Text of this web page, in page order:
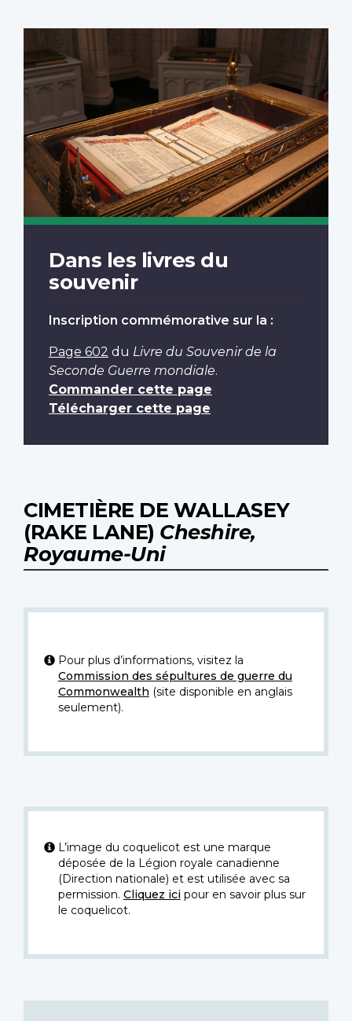
Dans les livres du
souvenir
Inscription commémorative sur la :
Page 602 du Livre du Souvenir de la
Seconde Guerre mondiale.
Commander cette page
Télécharger cette page
CIMETIÈRE DE WALLASEY
(RAKE LANE) Cheshire,
Royaume-Uni
Pour plus d’informations, visitez la
Commission des sépultures de guerre du
Commonwealth (site disponible en anglais
seulement).
L’image du coquelicot est une marque
déposée de la Légion royale canadienne
(Direction nationale) et est utilisée avec sa
permission. Cliquez icipour en savoir plus sur
le coquelicot.